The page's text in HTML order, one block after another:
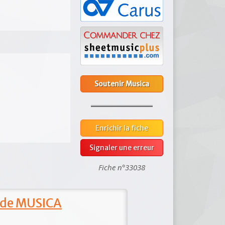
Soutenir Musica
Enrichir la fiche
Signaler une erreur
Fiche n°33038
MUSICA